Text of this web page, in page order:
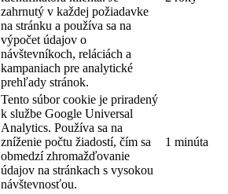
zahrnutý v každej požiadavke
na stránku a používa sa na
výpočet údajov o
návštevníkoch, reláciách a
kampaniach pre analytické
prehľady stránok.
Tento súbor cookie je priradený
k službe Google Universal
Analytics. Používa sa na
zníženie počtu žiadostí, čím sa
obmedzí zhromažďovanie
údajov na stránkach s vysokou
návštevnosťou.
1 minúta